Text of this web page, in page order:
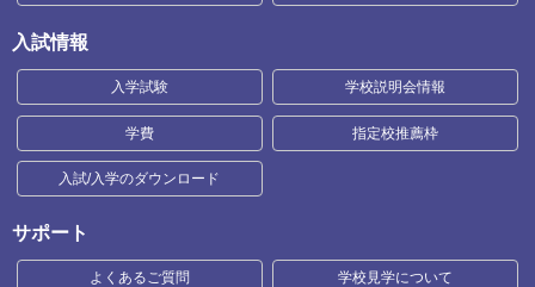
入試情報
入学試験 学校説明会情報
学費 指定校推薦枠
入試/入学のダウンロード
サポート
よくあるご質問 学校見学について